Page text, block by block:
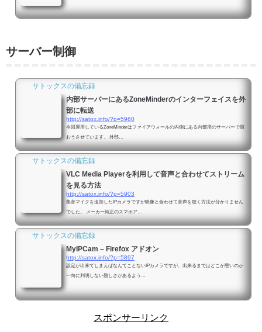
サーバー制御
サトックスの備忘録
内部サーバーにあるZoneMinderのインターフェイスを外
部に転送
http://satox.info/?p=5960
今回運用しているZoneMinderはファイアウォールの内側にある内部用のサーバーで買
おうさせています。 外部…
サトックスの備忘録
VLC Media Playerを利用して音声と合わせてストリーム
を見る方法
http://satox.info/?p=5903
集音マイクを追加したIPカメラですが映像と合わせて音声を聴く方法が分かりません
でした。 メーカー純正のスマホア…
サトックスの備忘録
MyIPCam – Firefox アドオン
http://satox.info/?p=5897
設定が出来てしまえばなんてことないIPカメラですが、出来るまではどこが悪いのか
一向に判明しない難しさがあるよう…
スポンサーリンク